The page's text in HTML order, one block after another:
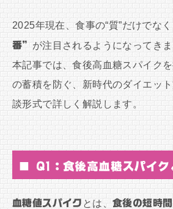
2025年現在、食事の“質”だけでなく
番” が注目されるようになってきま
本記事では、食後高血糖スパイク
の蓄積を防ぐ、新時代のダイエッ
談形式で詳しく解説します。
■ Q1：食後高血糖スパイク
血糖値スパイク とは、食後の短時